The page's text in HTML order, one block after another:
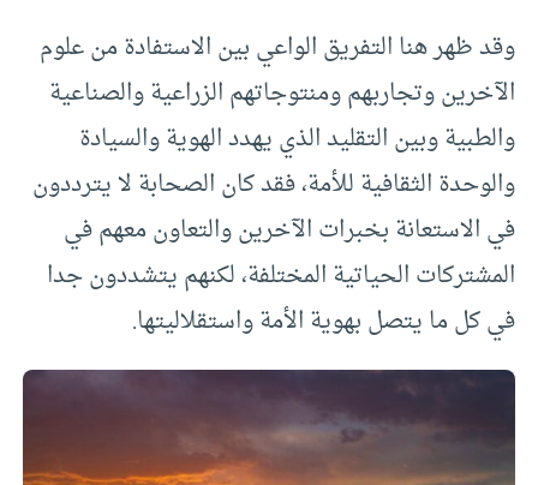
وقد ظهر هنا التفريق الواعي بين الاستفادة من علوم
الآخرين وتجاربهم ومنتوجاتهم الزراعية والصناعية
والطبية وبين التقليد الذي يهدد الهوية والسيادة
والوحدة الثقافية للأمة، فقد كان الصحابة لا يترددون
في الاستعانة بخبرات الآخرين والتعاون معهم في
المشتركات الحياتية المختلفة، لكنهم يتشددون جدا
في كل ما يتصل بهوية الأمة واستقلاليتها.